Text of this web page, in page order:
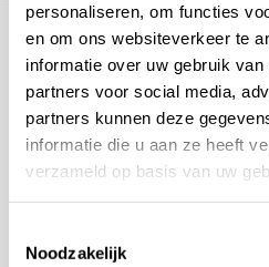
personaliseren, om functies
en om ons websiteverkeer te
informatie over uw gebruik
partners voor social media,
partners kunnen deze
informatie die u aan ze heeft
verzameld op basis van uw
Noodzakelijk
Klantenservice
Veelgestelde vragen
+31 78 780 2330
info@artsloten.nl